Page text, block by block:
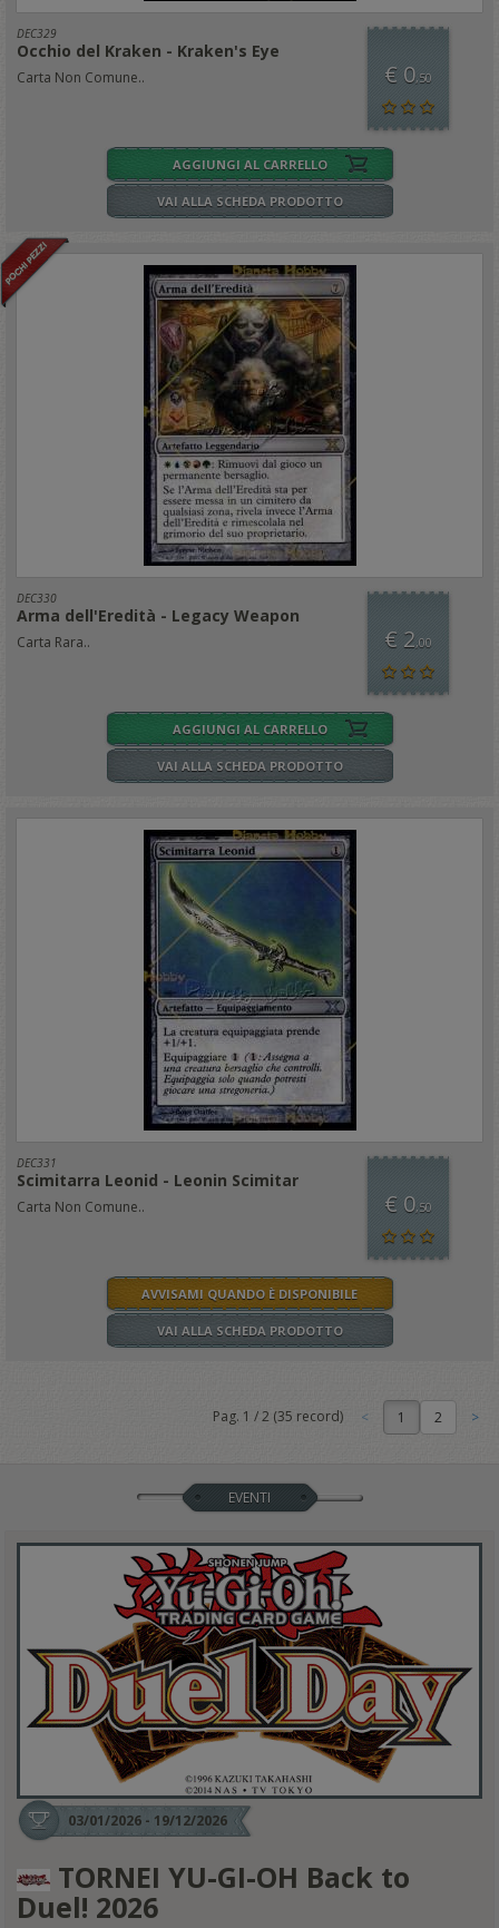
DEC329
Occhio del Kraken - Kraken's Eye
Carta Non Comune.. € 0,50
AGGIUNGI AL CARRELLO
VAI ALLA SCHEDA PRODOTTO
DEC330
Arma dell'Eredità - Legacy Weapon
Carta Rara.. € 2,00
AGGIUNGI AL CARRELLO
VAI ALLA SCHEDA PRODOTTO
DEC331
Scimitarra Leonid - Leonin Scimitar
Carta Non Comune.. € 0,50
AVVISAMI QUANDO È DISPONIBILE
VAI ALLA SCHEDA PRODOTTO
Pag. 1 /2 (35 record) 1
EVENTI
03/01/2026 - 19/12/2026
TORNEI YU-GI-OH Back to
Duel! 2026